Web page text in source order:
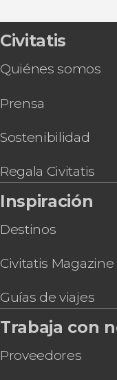
Free tour por
Tour
Espectáculo de
Tour espiritual
Tour en bicicleta
Boda hindú
Civitatis
Quiénes somos
Prensa
Sostenibilidad
Regala Civitatis
Inspiración
Destinos
Civitatis Magazine
Guías de viajes
Trabaja con
Proveedores